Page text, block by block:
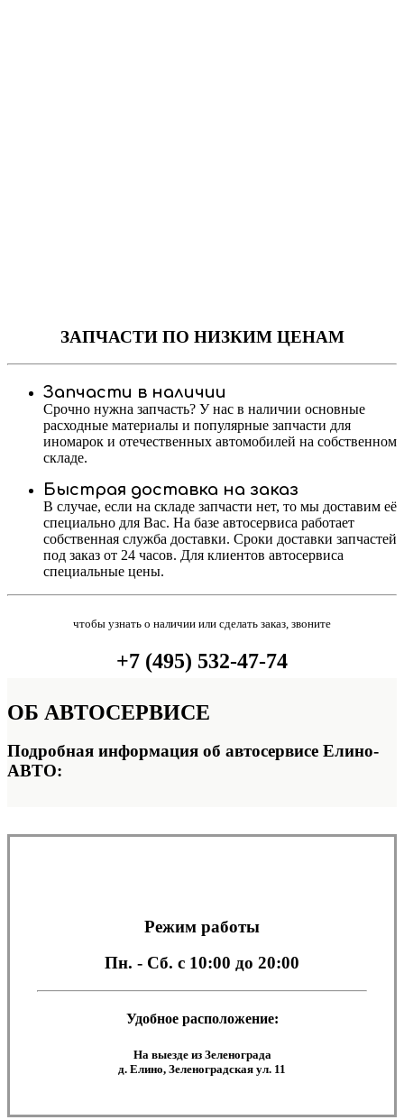
ЗАПЧАСТИПО НИЗКИМ ЦЕНАМ
Запчасти в наличии
Срочно нужна запчасть? У нас в наличии основные
расходные материалы и популярные запчасти для
иномарок и отечественных автомобилей на собственном
складе.
Быстрая доставка на заказ
В случае, если на складе запчасти нет, то мы доставим её
специально для Вас. На базе автосервиса работает
собственная служба доставки. Сроки доставки запчастей
под заказ от 24 часов. Для клиентов автосервиса
специальные цены.
чтобы узнать о наличии или сделать заказ, звоните
+7 (495) 532-47-74
ОБ АВТОСЕРВИСЕ
Подробная информация об автосервисе Елино-
АВТО:
Режим работы
Пн. - Сб. с 10:00 до 20:00
Удобное расположение:
На выезде из Зеленограда
д. Елино, Зеленоградская ул. 11